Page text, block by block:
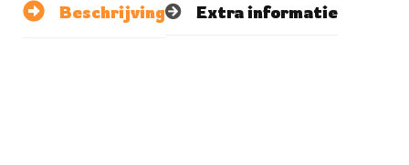
Beschrijving Extra informatie